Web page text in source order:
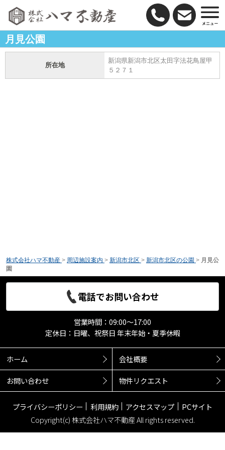
月見公園
所在地
新潟県新潟市北区太田字法花鳥屋甲
５２７１
株式会社ハマ不動産 > 周辺施設案内 > 新潟市北区 > 新潟市北区の公園 > 月見公
園
電話でお問い合わせ
営業時間：09:00～17:00
定休日：日曜、祝祭日 年末年始・夏季休暇
ホーム 会社概要
お問い合わせ 物件リクエスト
プライバシーポリシー 利用規約 アクセスマップ
PCサイト
Copyright(c) 株式会社ハマ不動産 All rights reserved.